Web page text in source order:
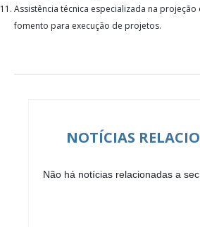
Assistência técnica especializada na
fomento para execução de projetos.
NOTÍCIAS
Não há notícias relacionadas a